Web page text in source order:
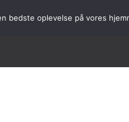
bedste oplevelse på vores